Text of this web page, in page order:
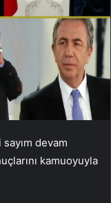
devam
kamuoyuyla